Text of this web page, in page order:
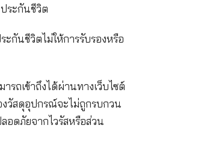
หมาย ด้านการบัญชี หรือด้านภาษีอากร
งท่านหรือคำปรึกษาจากผู้เชี่ยวชาญที่
นอโดย เคดับบลิวไอ ประกันชีวิต
น และเคดับบลิวไอ ประกันชีวิตไม่ให้